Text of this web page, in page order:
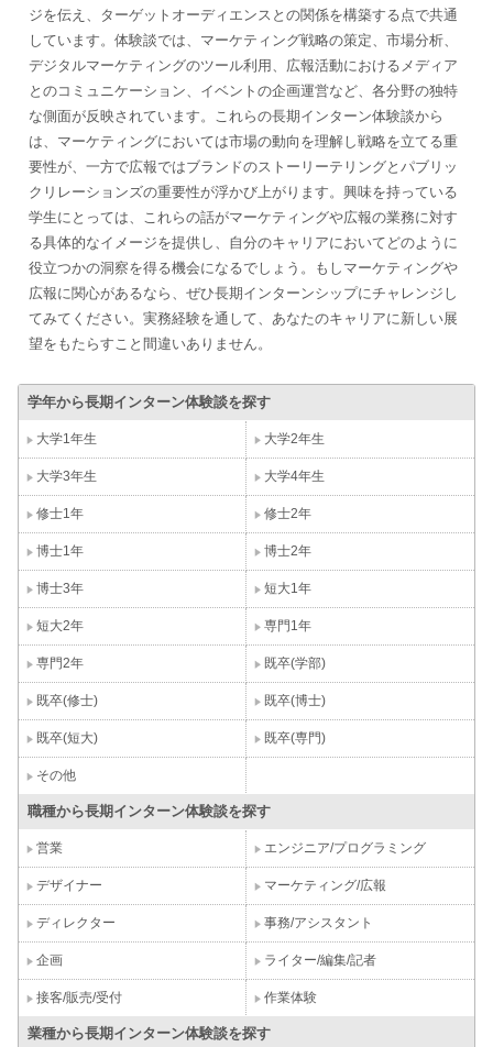
ジを伝え、ターゲットオーディエンスとの関係を構築する点で共通
しています。体験談では、マーケティング戦略の策定、市場分析、
デジタルマーケティングのツール利用、広報活動におけるメディア
とのコミュニケーション、イベントの企画運営など、各分野の独特
な側面が反映されています。これらの長期インターン体験談から
は、マーケティングにおいては市場の動向を理解し戦略を立てる重
要性が、一方で広報ではブランドのストーリーテリングとパブリッ
クリレーションズの重要性が浮かび上がります。興味を持っている
学生にとっては、これらの話がマーケティングや広報の業務に対す
る具体的なイメージを提供し、自分のキャリアにおいてどのように
役立つかの洞察を得る機会になるでしょう。もしマーケティングや
広報に関心があるなら、ぜひ長期インターンシップにチャレンジし
てみてください。実務経験を通して、あなたのキャリアに新しい展
望をもたらすこと間違いありません。
学年から長期インターン体験談を探す
大学1年生 大学2年生
大学3年生 大学4年生
修士1年 修士2年
博士1年 博士2年
博士3年 短大1年
短大2年 専門1年
専門2年 既卒(学部)
既卒(修士) 既卒(博士)
既卒(短大) 既卒(専門)
その他
職種から長期インターン体験談を探す
営業 エンジニア/プログラミング
デザイナー マーケティング/広報
ディレクター 事務/アシスタント
企画 ライター/編集/記者
接客/販売/受付 作業体験
業種から長期インターン体験談を探す